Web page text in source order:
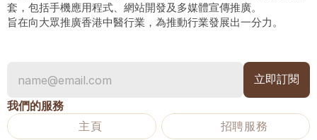
套，包括手機應用程式、網站開發及多媒體宣傳推廣。
旨在向大眾推廣香港中醫行業，為推動行業發展出一分力。
我們的服務
主頁
招聘服務